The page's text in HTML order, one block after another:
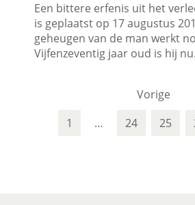
Een bittere erfenis uit het
is geplaatst op 17 augustus
geheugen van de man werkt
Vijfenzeventig jaar oud is hij
Vorige
1
… 24 25